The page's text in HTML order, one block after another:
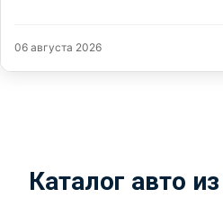
06 августа 2026
Каталог авто